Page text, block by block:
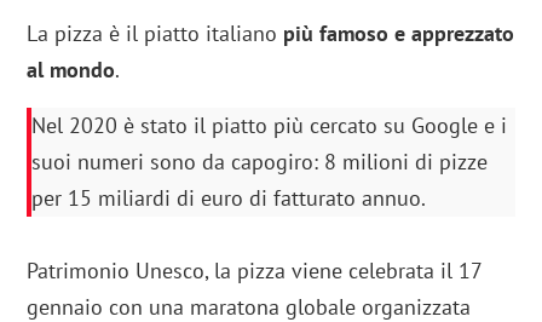
La pizza è il piatto italiano più famoso e apprezzato
al mondo.
Nel 2020 è stato il piatto più cercato su Google e i
suoi numeri sono da capogiro: 8 milioni di pizze
per 15 miliardi di euro di fatturato annuo.
Patrimonio Unesco, la pizza viene celebrata il 17
gennaio con una maratona globale organizzata